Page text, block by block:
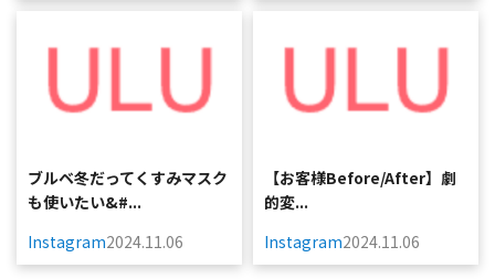
ブルベ冬だってくすみマスク
も使いたい&#...
Instagram2024.11.06
【お客様Before/After】劇
的変...
Instagram2024.11.06